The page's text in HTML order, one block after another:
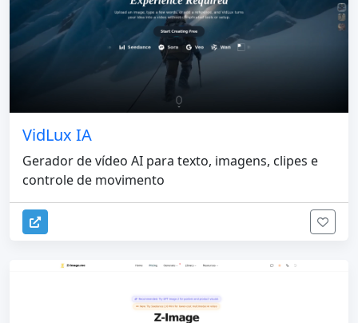
VidLux IA
Gerador de vídeo AI para texto, imagens, clipes e
controle de movimento